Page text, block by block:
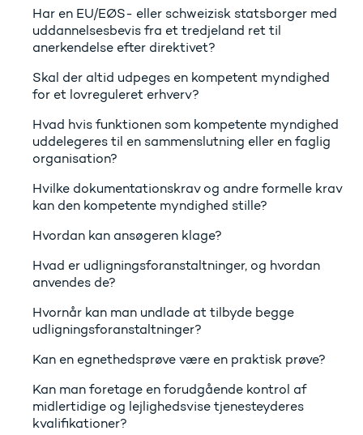
Har en EU/EØS- eller schweizisk statsborger med
uddannelsesbevis fra et tredjeland ret til
anerkendelse efter direktivet?
Skal der altid udpeges en kompetent myndighed
for et lovreguleret erhverv?
Hvad hvis funktionen som kompetente myndighed
uddelegeres til en sammenslutning eller en faglig
organisation?
Hvilke dokumentationskrav og andre formelle krav
kan den kompetente myndighed stille?
Hvordan kan ansøgeren klage?
Hvad er udligningsforanstaltninger, og hvordan
anvendes de?
Hvornår kan man undlade at tilbyde begge
udligningsforanstaltninger?
Kan en egnethedsprøve være en praktisk prøve?
Kan man foretage en forudgående kontrol af
midlertidige og lejlighedsvise tjenesteyderes
kvalifikationer?